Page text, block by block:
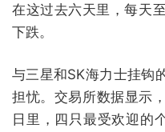
在这过去六天里，每天
下跌。
与三星和SK海力士挂钩
担忧。交易所数据显示
日里，四只最受欢迎的